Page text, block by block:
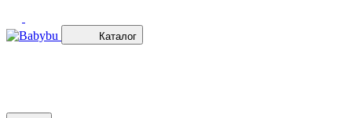
Каталог